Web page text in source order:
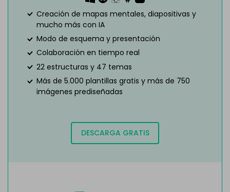
Creación de mapas mentales, diapositivas y
mucho más con IA
Modo de esquema y presentación
Colaboración en tiempo real
22 estructuras y 47 temas
Más de 5.000 plantillas gratis y más de 750
imágenes prediseñadas
DESCARGA GRATIS